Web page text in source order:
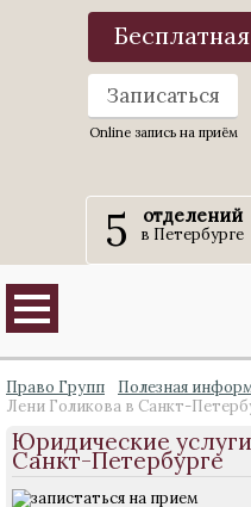
Записаться
Online запись на приём
5 отделений
в Петербурге
Право Групп Полезная
Лени Голикова в Санкт-
Юридические
Санкт-Петербурге